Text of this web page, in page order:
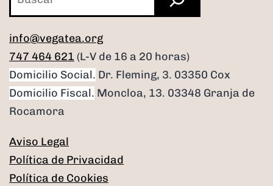
info@vegatea.org
747 464 621 (L-V de 16 a 20 horas)
Domicilio Social. Dr. Fleming, 3. 03350 Cox
Domicilio Fiscal. Moncloa, 13. 03348 Granja de
Rocamora
Aviso Legal
Política de Privacidad
Política de Cookies